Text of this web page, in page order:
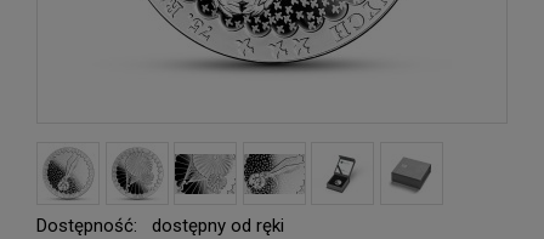
Dostępność:
dostępny od ręki